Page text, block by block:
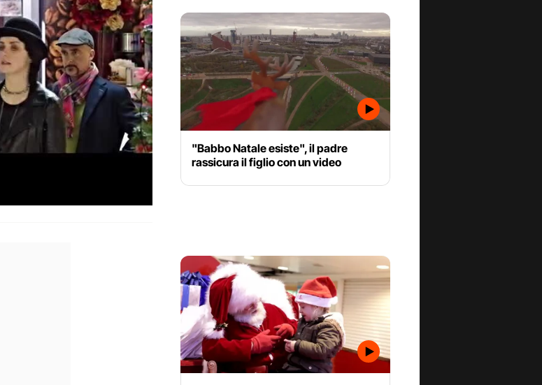
"Babbo Natale esiste", il padre
rassicura il figlio con un video